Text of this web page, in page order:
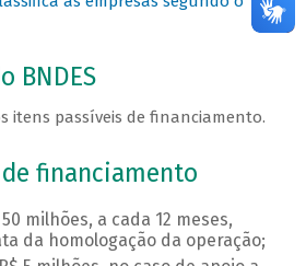
BNDES
itens passíveis de financiamento.
financiamento
milhões, a cada 12 meses,
da homologação da operação;